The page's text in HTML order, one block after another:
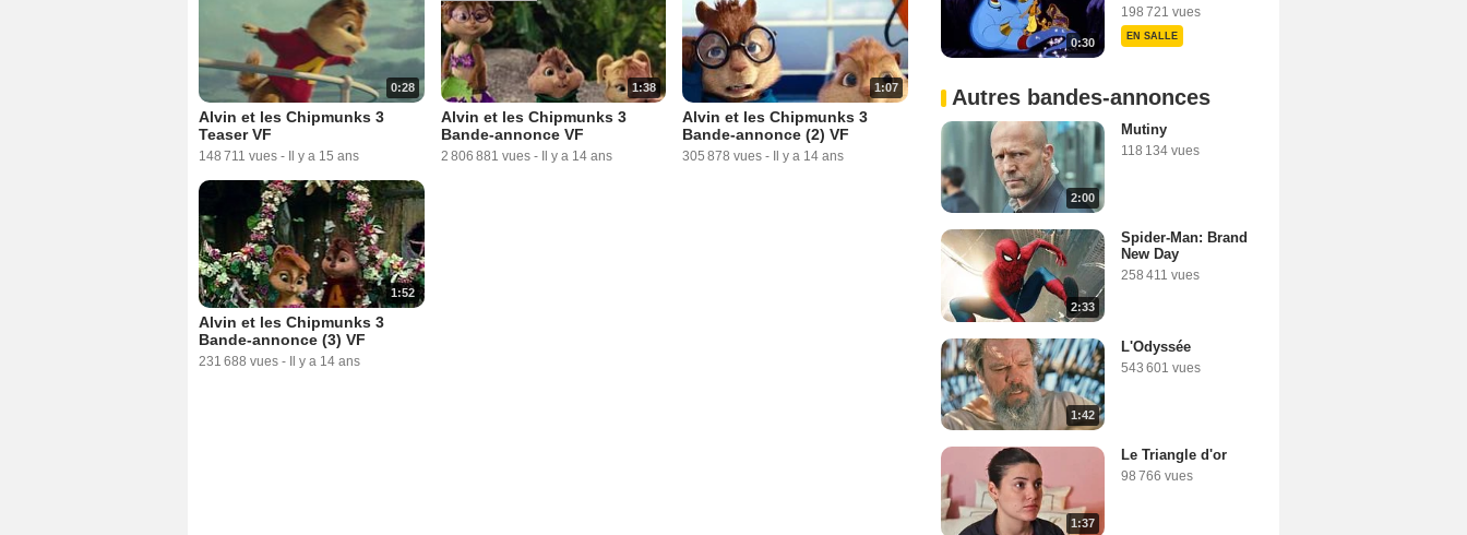
0:28
Alvin et les Chipmunks 3
Teaser VF
148 711 vues - Il y a 15 ans
1:38
Alvin et les Chipmunks 3
Bande-annonce VF
2 806 881 vues - Il y a 14 ans
1:07
Alvin et les Chipmunks 3
Bande-annonce (2) VF
305 878 vues - Il y a 14 ans
1:52
Alvin et les Chipmunks 3
Bande-annonce (3) VF
231 688 vues - Il y a 14 ans
0:30
198 721 vues
EN SALLE
Autres bandes-annonces
2:00
Mutiny
118 134 vues
2:33
Spider-Man: Brand
New Day
258 411 vues
1:42
L'Odyssée
543 601 vues
1:37
Le Triangle d'or
98 766 vues